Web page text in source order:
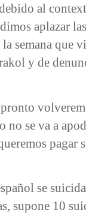
al
aplazar
semana que
y de
no se va a
pagar
se
supone 10